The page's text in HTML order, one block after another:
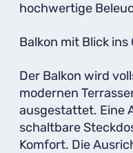
hochwertige
Balkon mit Blick ins
Der Balkon wird
modernen
ausgestattet. Eine
schaltbare
Komfort. Die